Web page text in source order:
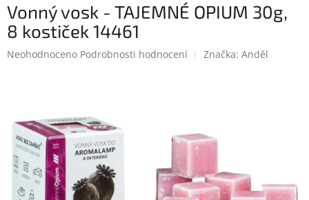
Vonný vosk - TAJEMNÉ OPIUM 30g,
8 kostiček 14461
Průměrné
hvězdiček.
Neohodnoceno Podrobnosti hodnocení Značka: Anděl